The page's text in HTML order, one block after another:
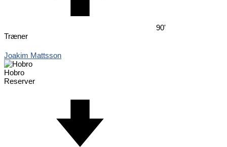
90'
Træner
Joakim Mattsson
Hobro
Reserver